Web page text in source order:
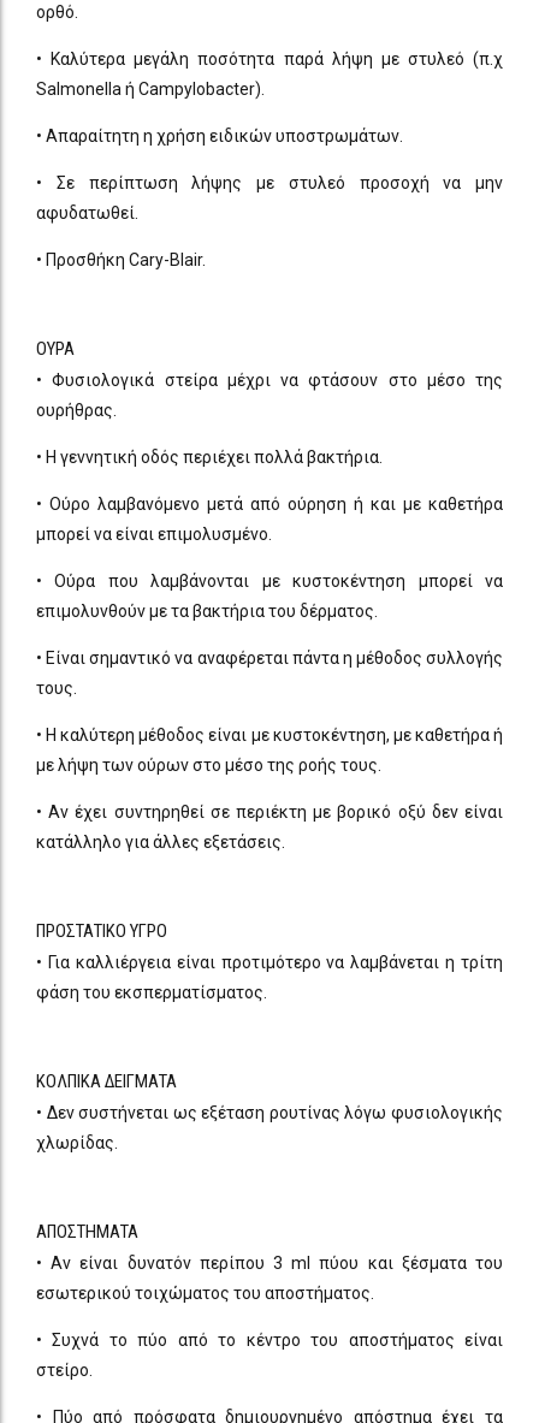
ορθό.
• Καλύτερα μεγάλη ποσότητα παρά λήψη με στυλεό (π.χ
Salmonella ή Campylobacter).
• Απαραίτητη η χρήση ειδικών υποστρωμάτων.
• Σε περίπτωση λήψης με στυλεό προσοχή να μην
αφυδατωθεί.
• Προσθήκη Cary-Blair.
ΟΥΡΑ
• Φυσιολογικά στείρα μέχρι να φτάσουν στο μέσο της
ουρήθρας.
• Η γεννητική οδός περιέχει πολλά βακτήρια.
• Ούρο λαμβανόμενο μετά από ούρηση ή και με καθετήρα
μπορεί να είναι επιμολυσμένο.
• Ούρα που λαμβάνονται με κυστοκέντηση μπορεί να
επιμολυνθούν με τα βακτήρια του δέρματος.
• Είναι σημαντικό να αναφέρεται πάντα η μέθοδος συλλογής
τους.
• Η καλύτερη μέθοδος είναι με κυστοκέντηση, με καθετήρα ή
με λήψη των ούρων στο μέσο της ροής τους.
• Αν έχει συντηρηθεί σε περιέκτη με βορικό οξύ δεν είναι
κατάλληλο για άλλες εξετάσεις.
ΠΡΟΣΤΑΤΙΚΟ ΥΓΡΟ
• Για καλλιέργεια είναι προτιμότερο να λαμβάνεται η τρίτη
φάση του εκσπερματίσματος.
ΚΟΛΠΙΚΑ ΔΕΙΓΜΑΤΑ
• Δεν συστήνεται ως εξέταση ρουτίνας λόγω φυσιολογικής
χλωρίδας.
ΑΠΟΣΤΗΜΑΤΑ
• Αν είναι δυνατόν περίπου 3 ml πύου και ξέσματα του
εσωτερικού τοιχώματος του αποστήματος.
• Συχνά το πύο από το κέντρο του αποστήματος είναι
στείρο.
• Πύο από πρόσφατα δημιουργημένο απόστημα έχει τα